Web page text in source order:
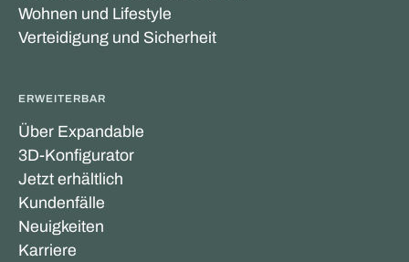
Wohnen und Lifestyle
Verteidigung und Sicherheit
ERWEITERBAR
Über Expandable
3D-Konfigurator
Jetzt erhältlich
Kundenfälle
Neuigkeiten
Karriere